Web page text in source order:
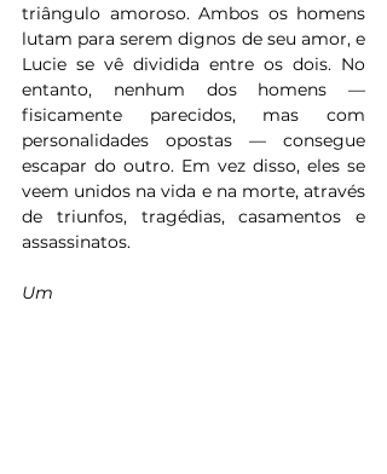
triângulo amoroso. Ambos os homens
lutam para serem dignos de seu amor, e
Lucie se vê dividida entre os dois. No
entanto, nenhum dos homens —
fisicamente parecidos, mas com
personalidades opostas — consegue
escapar do outro. Em vez disso, eles se
veem unidos na vida e na morte, através
de triunfos, tragédias, casamentos e
assassinatos.
Um